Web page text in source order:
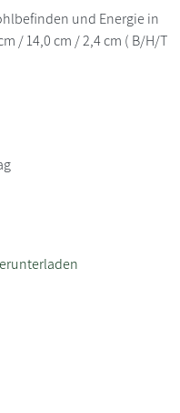
und Energie in
/ 14,0 cm / 2,4 cm ( B/H/T